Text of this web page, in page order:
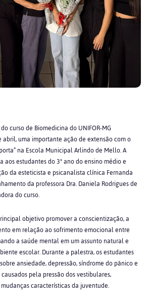
curso de Biomedicina do UNIFOR-MG
uma importante ação de extensão com o
na Escola Municipal Arlindo de Mello. A
estudantes do 3º ano do ensino médio e
da esteticista e psicanalista clínica Fernanda
da professora Dra. Daniela Rodrigues de
do curso.
objetivo promover a conscientização, a
em relação ao sofrimento emocional entre
a saúde mental em um assunto natural e
escolar. Durante a palestra, os estudantes
ansiedade, depressão, síndrome do pânico e
pela pressão dos vestibulares,
características da juventude.